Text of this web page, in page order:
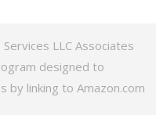
LLC Associates
designed to
by linking to Amazon.com